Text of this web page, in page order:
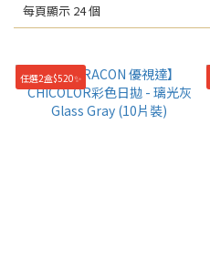
每頁顯示 24 個
任選2盒$520✨